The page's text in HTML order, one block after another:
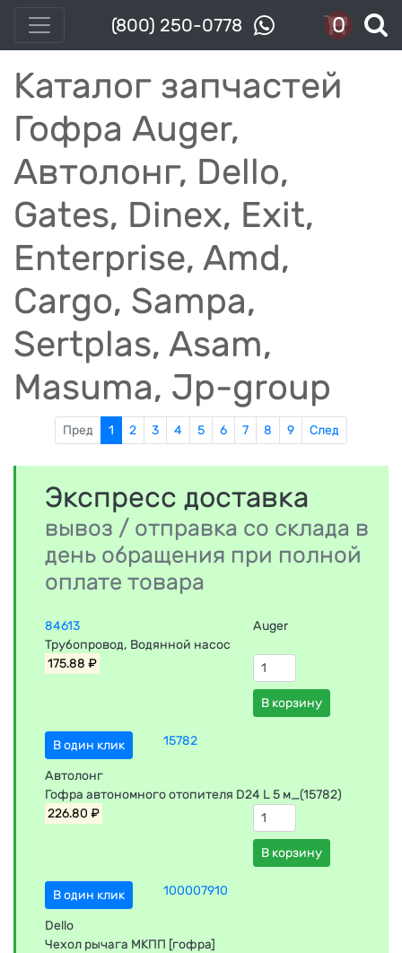
(800) 250-0778 0
Каталог запчастей
Гофра Auger,
Автолонг, Dello,
Gates, Dinex, Exit,
Enterprise, Amd,
Cargo, Sampa,
Sertplas, Asam,
Masuma, Jp-group
Пред 1 2 3 4 5 6 7 8 9 След
Экспресс доставка
вывоз / отправка со склада в
день обращения при полной
оплате товара
84613
Auger
Трубопровод, Boдяннoй насос
175.88 ₽
В корзину
В один клик 15782
Автолонг
Гофра автономного отопителя D24 L 5 м_(15782)
226.80 ₽
В корзину
В один клик 100007910
Dello
Чехол рычага МКПП [гофра]